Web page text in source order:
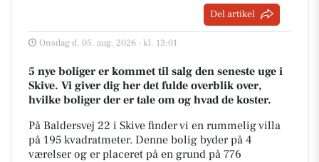
Del artikel
Onsdag d. 05. aug. 2026 - kl. 13:01
5 nye boliger er kommet til salg den seneste uge i
Skive. Vi giver dig her det fulde overblik over,
hvilke boliger der er tale om og hvad de koster.
På Baldersvej 22 i Skive finder vi en rummelig villa
på 195 kvadratmeter. Denne bolig byder på 4
værelser og er placeret på en grund på 776